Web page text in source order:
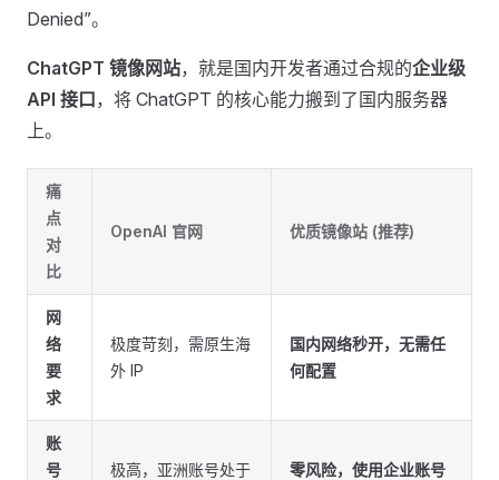
Denied”。
ChatGPT 镜像网站，就是国内开发者通过合规的企业级
API 接口，将 ChatGPT 的核心能力搬到了国内服务器
上。
痛
点
对
比
OpenAI 官网 优质镜像站 (推荐)
网
络
要
求
极度苛刻，需原生海
外 IP
国内网络秒开，无需任
何配置
账
号
极高，亚洲账号处于
零风险，使用企业账号